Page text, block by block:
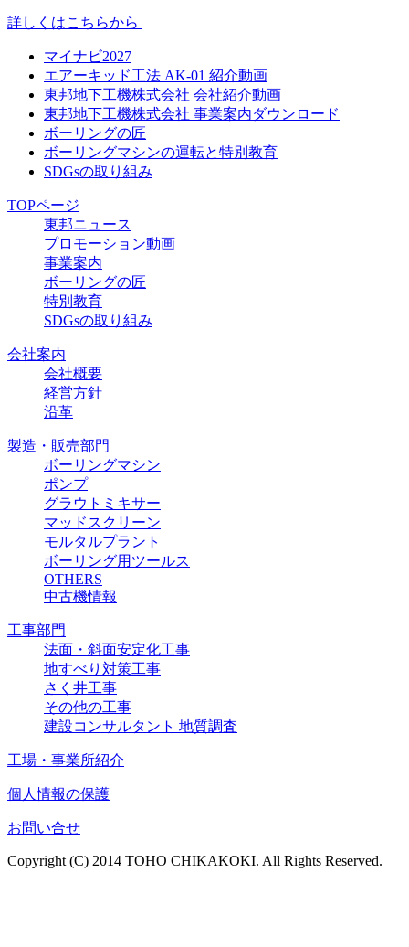
詳しくはこちらから
マイナビ2027
エアーキッド工法 AK-01 紹介動画
東邦地下工機株式会社 会社紹介動画
東邦地下工機株式会社 事業案内ダウンロード
ボーリングの匠
ボーリングマシンの運転と特別教育
SDGsの取り組み
TOPページ
東邦ニュース
プロモーション動画
事業案内
ボーリングの匠
特別教育
SDGsの取り組み
会社案内
会社概要
経営方針
沿革
製造・販売部門
ボーリングマシン
ポンプ
グラウトミキサー
マッドスクリーン
モルタルプラント
ボーリング用ツールス
OTHERS
中古機情報
工事部門
法面・斜面安定化工事
地すべり対策工事
さく井工事
その他の工事
建設コンサルタント 地質調査
工場・事業所紹介
個人情報の保護
お問い合せ
Copyright (C) 2014 TOHO CHIKAKOKI. All Rights Reserved.